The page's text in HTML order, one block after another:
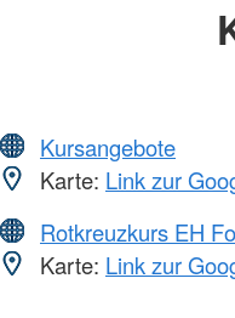
Kursangebote
Karte: Link zur
Rotkreuzkurs EH
Karte: Link zur